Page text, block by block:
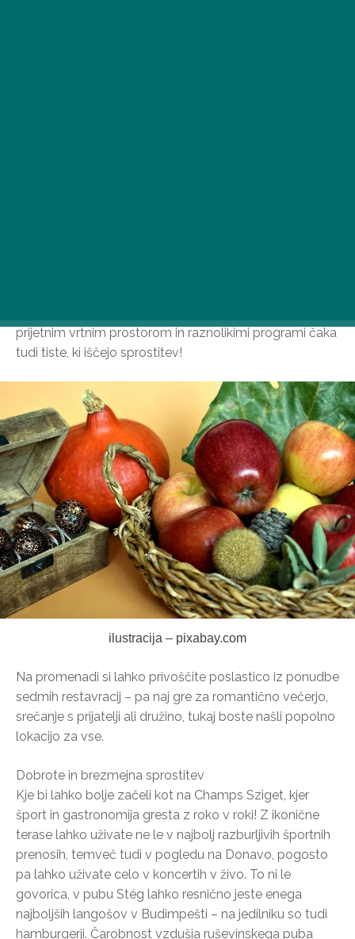
prijetnim vrtnim prostorom in raznolikimi programi čaka
tudi tiste, ki iščejo sprostitev!
ilustracija – pixabay.com
Na promenadi si lahko privoščite poslastico iz ponudbe
sedmih restavracij – pa naj gre za romantično večerjo,
srečanje s prijatelji ali družino, tukaj boste našli popolno
lokacijo za vse.
Dobrote in brezmejna sprostitev
Kje bi lahko bolje začeli kot na Champs Sziget, kjer
šport in gastronomija gresta z roko v roki! Z ikonične
terase lahko uživate ne le v najbolj razburljivih športnih
prenosih, temveč tudi v pogledu na Donavo, pogosto
pa lahko uživate celo v koncertih v živo. To ni le
govorica, v pubu Stég lahko resnično jeste enega
najboljših langošov v Budimpešti – na jedilniku so tudi
hamburgerji. Čarobnost vzdušja ruševinskega puba